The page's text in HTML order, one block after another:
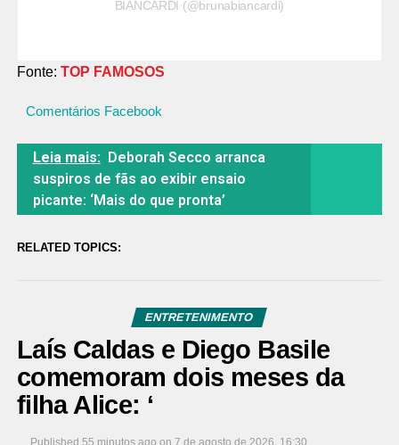
BIANCARDI (@brunabiancardi)
Fonte: TOP FAMOSOS
Comentários Facebook
Leia mais: Deborah Secco arranca
suspiros de fãs ao exibir ensaio
picante: ‘Mais do que pronta’
RELATED TOPICS:
ENTRETENIMENTO
Laís Caldas e Diego Basile
comemoram dois meses da
filha Alice: ‘
Published 55 minutos ago on 7 de agosto de 2026, 16:30